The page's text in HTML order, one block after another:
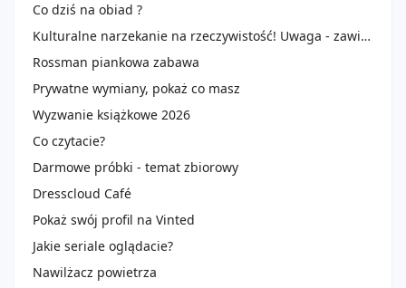
Co dziś na obiad ?
Kulturalne narzekanie na rzeczywistość! Uwaga - zawiera offtopy!
Rossman piankowa zabawa
Prywatne wymiany, pokaż co masz
Wyzwanie książkowe 2026
Co czytacie?
Darmowe próbki - temat zbiorowy
Dresscloud Café
Pokaż swój profil na Vinted
Jakie seriale oglądacie?
Nawilżacz powietrza